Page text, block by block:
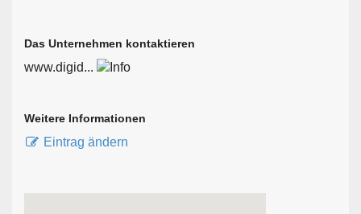
Das Unternehmen kontaktieren
www.digid...
Weitere Informationen
Eintrag ändern